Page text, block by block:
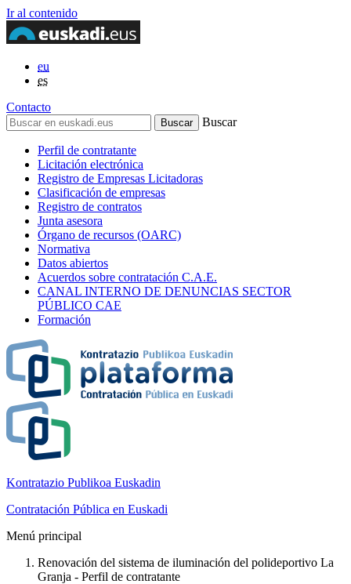
Ir al contenido
eu
es
Contacto
Buscar
Perfil de contratante
Licitación electrónica
Registro de Empresas Licitadoras
Clasificación de empresas
Registro de contratos
Junta asesora
Órgano de recursos (OARC)
Normativa
Datos abiertos
Acuerdos sobre contratación C.A.E.
CANAL INTERNO DE DENUNCIAS SECTOR
PÚBLICO CAE
Formación
Kontratazio Publikoa Euskadin
Contratación Pública en Euskadi
Menú principal
Renovación del sistema de iluminación del polideportivo La
Granja - Perfil de contratante